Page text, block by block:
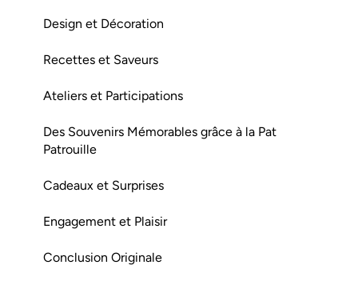
Design et Décoration
Recettes et Saveurs
Ateliers et Participations
Des Souvenirs Mémorables grâce à la Pat
Patrouille
Cadeaux et Surprises
Engagement et Plaisir
Conclusion Originale